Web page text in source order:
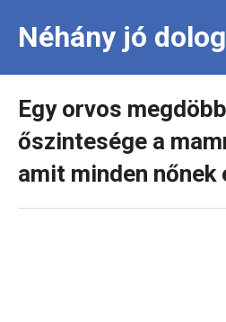
Néhány jó dolog
Egy orvos
őszintesége a
amit minden nőnek